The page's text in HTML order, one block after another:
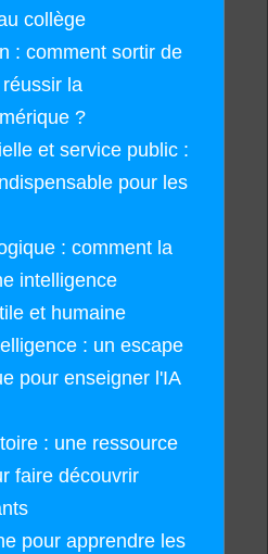
collège
: comment sortir de
la
?
et service public :
pour les
: comment la
intelligence
et humaine
: un escape
pour enseigner l'IA
: une ressource
faire découvrir
pour apprendre les